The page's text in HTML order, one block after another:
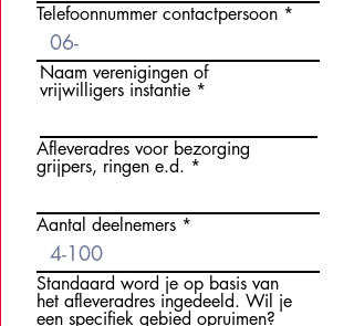
Telefoonnummer contactpersoon
Naam verenigingen of
vrijwilligers instantie
Afleveradres voor bezorging
grijpers, ringen e.d.
Aantal deelnemers
Standaard word je op basis van
het afleveradres ingedeeld. Wil je
een specifiek gebied opruimen?